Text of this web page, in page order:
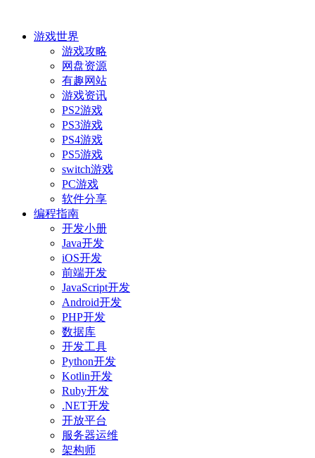
游戏世界
游戏攻略
网盘资源
有趣网站
游戏资讯
PS2游戏
PS3游戏
PS4游戏
PS5游戏
switch游戏
PC游戏
软件分享
编程指南
开发小册
Java开发
iOS开发
前端开发
JavaScript开发
Android开发
PHP开发
数据库
开发工具
Python开发
Kotlin开发
Ruby开发
.NET开发
开放平台
服务器运维
架构师